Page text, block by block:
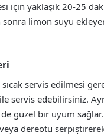
için yaklaşık 20-25
limon suyu
servis edilmesi
servis edebilirsiniz.
güzel bir uyum
dereotu